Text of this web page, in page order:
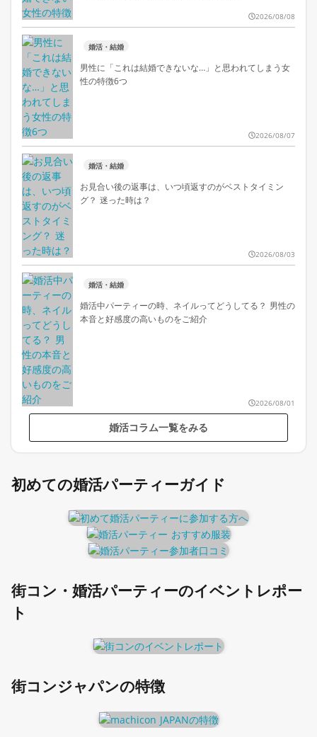
2026/08/08
婚活・結婚
男性に「これは結婚できないな…」と思われてしまう女
性の特徴6つ
2026/08/07
婚活・結婚
お見合い後の返事は、いつ頃返すのがベストタイミン
グ？ 迷った時は？
2026/08/03
婚活・結婚
婚活中パーティーの時、ネイルってどうしてる？ 男性の
本音と好感度の高いものをご紹介
2026/08/01
婚活コラム一覧をみる
初めての婚活パーティーガイド
街コン・婚活パーティーのイベントレポー
ト
街コンジャパンの特徴